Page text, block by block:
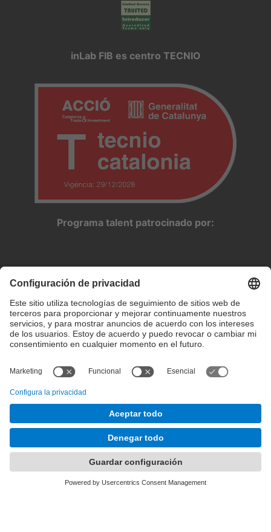
inLab FIB es centro TECNIO
Programa talent patrocinado por:
Configuración de privacidad
Condiciones de uso